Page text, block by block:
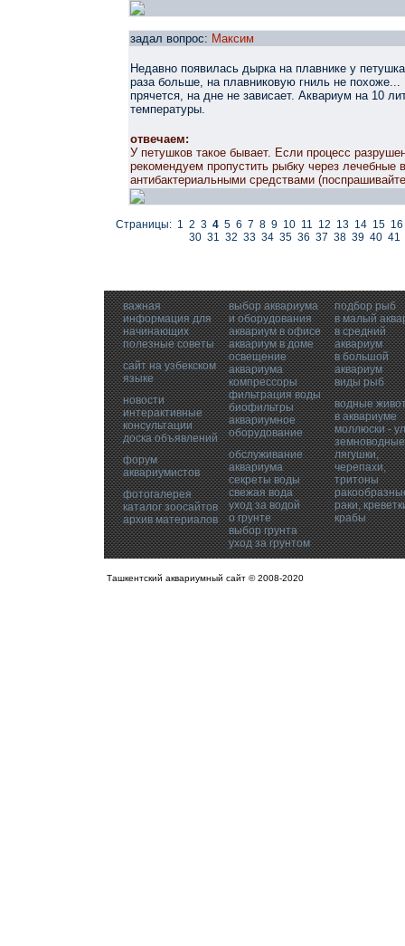
задал вопрос: Максим
Недавно появилась дырка на плавнике у
раза больше, на плавниковую гниль не
прячется, на дне не зависает. Аквариум на 10
температуры.
отвечаем:
У петушков такое бывает. Если процесс
рекомендуем пропустить рыбку через лечебные
антибактериальными средствами
Страницы: 1 2 3 4 5 6 7 8 9 10 11 12 13 14 15 16
30 31 32 33 34 35 36 37 38 39 40 41
важная
информация для
начинающих
полезные советы
сайт на узбекском
языке
новости
интерактивные
консультации
доска объявлений
форум
аквариумистов
фотогалерея
каталог зоосайтов
архив материалов
выбор аквариума
и оборудования
аквариум в офисе
аквариум в доме
освещение
аквариума
компрессоры
фильтрация воды
биофильтры
аквариумное
оборудование
обслуживание
аквариума
секреты воды
свежая вода
уход за водой
о грунте
выбор грунта
уход за грунтом
подбор рыб
в малый
в средний
аквариум
в большой
аквариум
виды рыб
водные
в аквариуме
моллюски -
лягушки,
черепахи,
тритоны
раки,
крабы
Ташкентский аквариумный сайт © 2008-2020